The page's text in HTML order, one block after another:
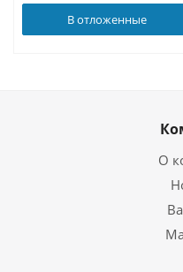
В отложенные
О